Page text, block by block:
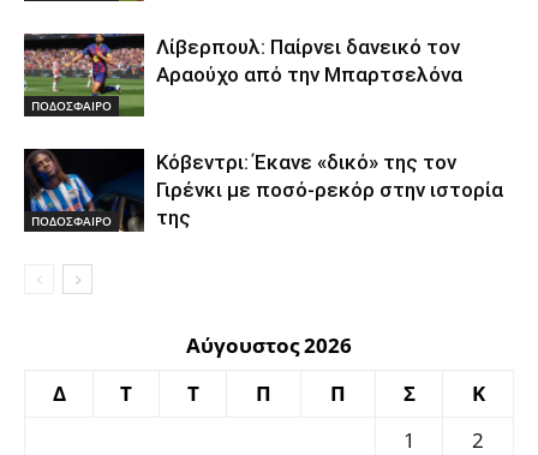
ΠΟΔΟΣΦΑΙΡΟ
Λίβερπουλ: Παίρνει δανεικό τον
Αραούχο από την Μπαρτσελόνα
ΠΟΔΟΣΦΑΙΡΟ
Κόβεντρι: Έκανε «δικό» της τον
Γιρένκι με ποσό-ρεκόρ στην ιστορία
της
Αύγουστος 2026
Δ
Τ Τ Π Π Σ
Κ
1
2